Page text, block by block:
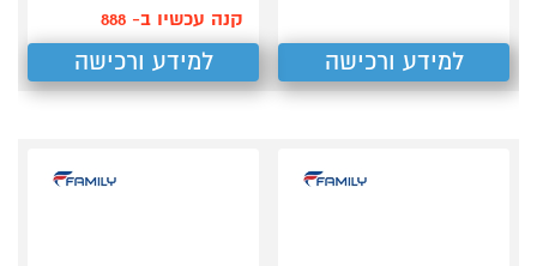
למידע ורכישה
קנה עכשיו ב- 888
למידע ורכישה